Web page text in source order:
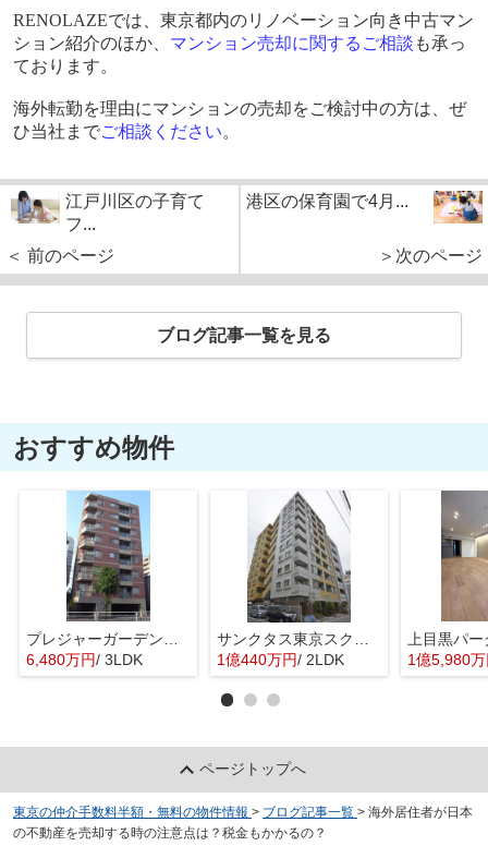
RENOLAZEでは、東京都内のリノベーション向き中古マン
ション紹介のほか、 マンション売却に関するご相談 も承っ
ております。
海外転勤を理由にマンションの売却をご検討中の方は、ぜ
ひ当社までご相談ください。
江戸川区の子育て
フ...
＜ 前のページ
港区の保育園で4月...
＞次のページ
ブログ記事一覧を見る
おすすめ物件
6,480万円/ 3LDK
1億440万円/ 2LDK 1億5,980
ページトップへ
東京の仲介手数料半額・無料の物件情報 > ブログ記事一覧 > 海外居住者が日本
の不動産を売却する時の注意点は？税金もかかるの？